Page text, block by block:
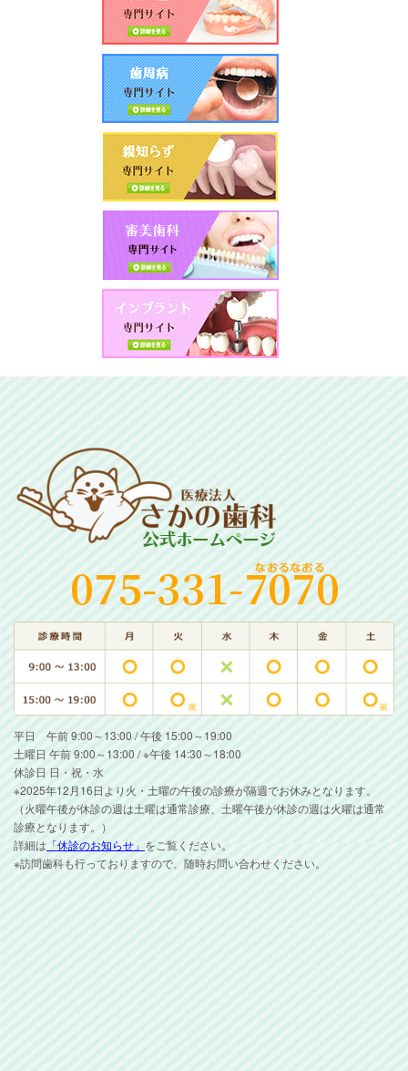
平日 午前 9:00～13:00 / 午後 15:00～19:00
土曜日 午前 9:00～13:00 / ※午後 14:30～18:00
休診日 日・祝・水
※2025年12月16日より火・土曜の午後の診療が隔週でお休みとなります。
（火曜午後が休診の週は土曜は通常診療、土曜午後が休診の週は火曜は通常
診療となります。）
詳細は 「休診のお知らせ」 をご覧ください。
※訪問歯科も行っておりますので、随時お問い合わせください。